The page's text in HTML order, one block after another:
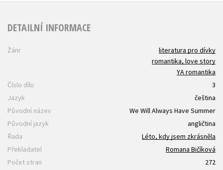
DETAILNÍ INFORMACE
Žánr
literatura pro dívky
romantika, love story
YA romantika
Číslo dílu
3
Jazyk
čeština
Původní název
We Will Always Have Summer
Původní jazyk
angličtina
Řada
Léto, kdy jsem zkrásněla
Překladatel
Romana Bičíková
Počet stran
272